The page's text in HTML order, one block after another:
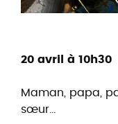
20 avril à 10h30
Maman, papa,
sœur…